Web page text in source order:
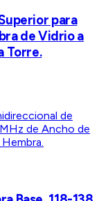
para
de Vidrio a
Torre.